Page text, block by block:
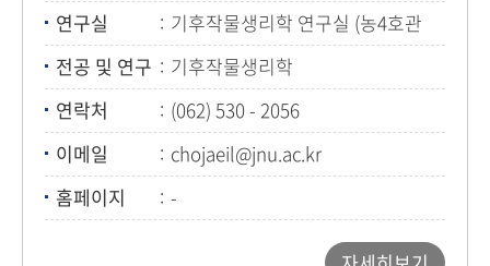
연구실
기후작물생리학 연구실 (농4호관
331-1호)
전공 및 연구
기후작물생리학
연락처
(062) 530 - 2056
이메일
chojaeil@jnu.ac.kr
홈페이지
-